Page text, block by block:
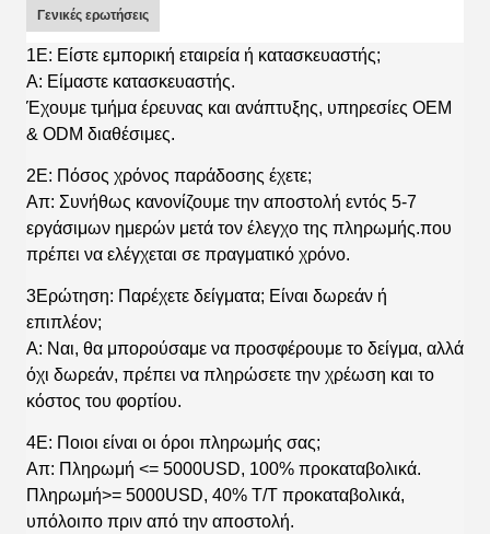
Γενικές ερωτήσεις
1Ε: Είστε εμπορική εταιρεία ή κατασκευαστής;
Α: Είμαστε κατασκευαστής.
Έχουμε τμήμα έρευνας και ανάπτυξης, υπηρεσίες OEM
& ODM διαθέσιμες.
2Ε: Πόσος χρόνος παράδοσης έχετε;
Απ: Συνήθως κανονίζουμε την αποστολή εντός 5-7
εργάσιμων ημερών μετά τον έλεγχο της πληρωμής.που
πρέπει να ελέγχεται σε πραγματικό χρόνο.
3Ερώτηση: Παρέχετε δείγματα; Είναι δωρεάν ή
επιπλέον;
Α: Ναι, θα μπορούσαμε να προσφέρουμε το δείγμα, αλλά
όχι δωρεάν, πρέπει να πληρώσετε την χρέωση και το
κόστος του φορτίου.
4Ε: Ποιοι είναι οι όροι πληρωμής σας;
Απ: Πληρωμή <= 5000USD, 100% προκαταβολικά.
Πληρωμή>= 5000USD, 40% T/T προκαταβολικά,
υπόλοιπο πριν από την αποστολή.